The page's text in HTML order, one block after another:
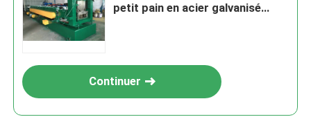
petit pain en acier galvanisé
Continuer